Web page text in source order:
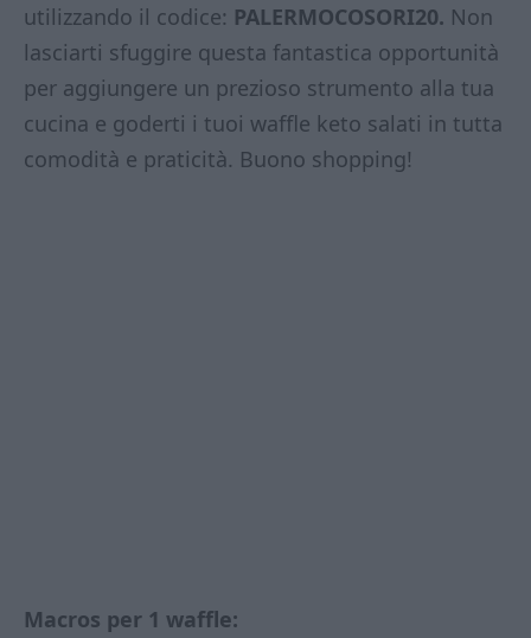
utilizzando il codice: PALERMOCOSORI20. Non
lasciarti sfuggire questa fantastica opportunità
per aggiungere un prezioso strumento alla tua
cucina e goderti i tuoi waffle keto salati in tutta
comodità e praticità. Buono shopping!
Macros per 1 waffle: